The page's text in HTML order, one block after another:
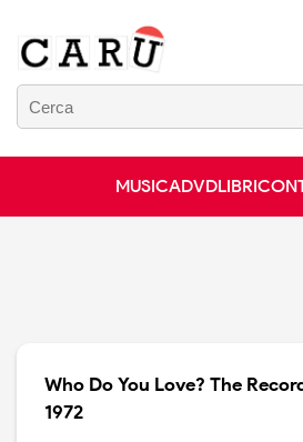
MUSICADVDLIBRI
Who Do You Love? The
1972